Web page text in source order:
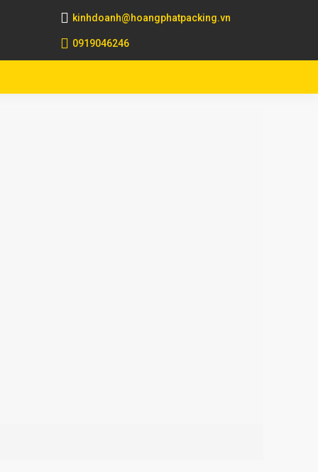
kinhdoanh@hoangphatpacking.vn
0919046246